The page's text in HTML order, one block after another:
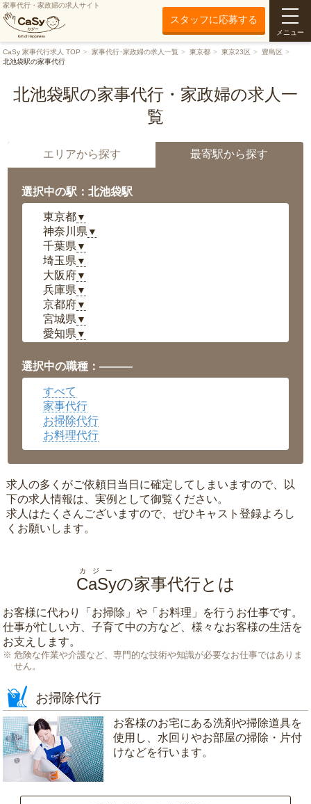
家事代行・家政婦の求人サイト
スタッフに応募する
メニュー
CaSy 家事代行求人 TOP 家事代行･家政婦の求人一覧 東京都 東京23区
豊島区
北池袋駅の家事代行
北池袋駅の家事代行・家政婦の求人一
覧
エリアから探す 最寄駅から探す
選択中の駅：北池袋駅
東京都▼
神奈川県 ▼
千葉県 ▼
埼玉県 ▼
大阪府▼
兵庫県 ▼
京都府▼
宮城県 ▼
愛知県 ▼
岡山県▼
広島県▼
沖縄県
選択中の職種：———
すべて
家事代行
お掃除代行
お料理代行
求人の多くがご依頼日当日に確定してしまいますので、以
下の求人情報は、実例として御覧ください。
求人はたくさんございますので、ぜひキャスト登録よろし
くお願いします。
CaSy
カジー
の家事代行とは
お客様に代わり「 お掃除 」や「 お料理 」を行うお仕事です。
仕事が忙しい方、子育て中の方など、様々なお客様の生活を
お支えします。
危険な作業や介護など、専門的な技術や知識が必要なお仕事ではありま
せん。
お掃除代行
お客様のお宅にある洗剤や掃除道具を
使用し、水回りやお部屋の掃除・片付
けなどを行います。